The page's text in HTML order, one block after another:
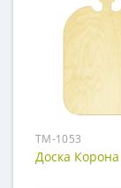
TM-1053
Доска Корона